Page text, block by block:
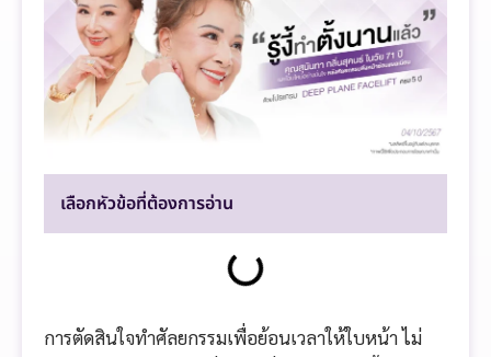
เลือกหัวข้อที่ต้องการอ่าน
การตัดสินใจทำศัลยกรรมเพื่อย้อนเวลาให้ใบหน้า ไม่